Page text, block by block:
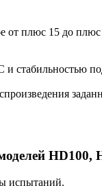
от плюс 15 до
стабильностью
HD100,
испытаний.